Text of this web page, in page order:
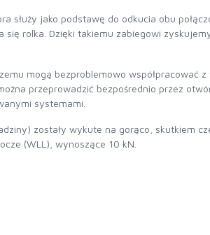
jako podstawę do odkucia obu
rolka. Dzięki takiemu zabiegowi
mogą bezproblemowo współpracować
przeprowadzić bezpośrednio przez
systemami.
zostały wykute na gorąco, skutkiem
(WLL), wynoszące 10 kN.